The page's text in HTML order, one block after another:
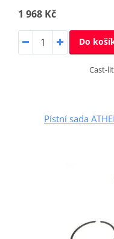
1 968 Kč
Do
Cast-
Pístní sada